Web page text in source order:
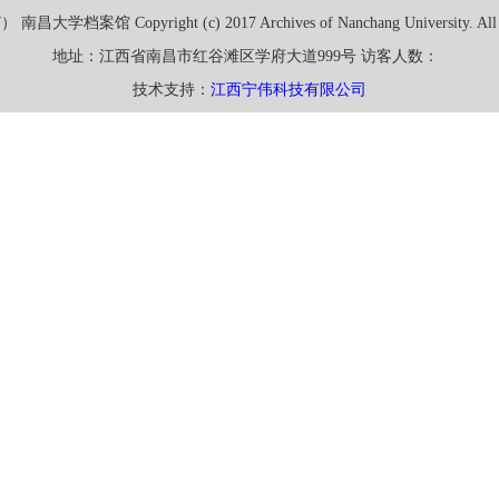
南昌大学档案馆 Copyright (c) 2017 Archives of Nanchang University. All
地址：江西省南昌市红谷滩区学府大道999号 访客人数：
技术支持： 江西宁伟科技有限公司